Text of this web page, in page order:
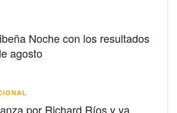
Noche con los resultados
agosto
por Richard Ríos y ya